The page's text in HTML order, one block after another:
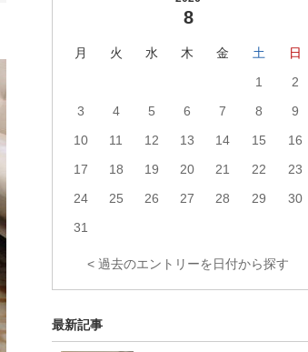
8
月 火 水 木 金 土
日
1
2
3
4 5 6 7 8
9
10
11 12 13 14 15
16
17
18 19 20 21 22
23
24
25 26 27 28 29
30
31
< 過去のエントリーを日付から探す
最新記事